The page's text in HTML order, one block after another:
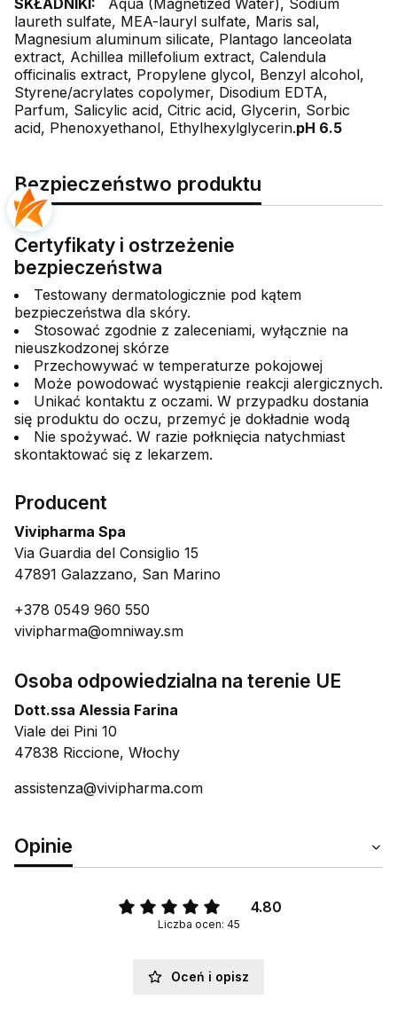
SKŁADNIKI:
Aqua (Magnetized Water), Sodium
laureth sulfate, MEA-lauryl sulfate, Maris sal,
Magnesium aluminum silicate, Plantago lanceolata
extract, Achillea millefolium extract, Calendula
officinalis extract, Propylene glycol, Benzyl alcohol,
Styrene/acrylates copolymer, Disodium EDTA,
Parfum, Salicylic acid, Citric acid, Glycerin, Sorbic
acid, Phenoxyethanol, Ethylhexylglycerin.pH 6.5
Bezpieczeństwo produktu
Certyfikaty i ostrzeżenie
bezpieczeństwa
Testowany dermatologicznie pod kątem
bezpieczeństwa dla skóry.
Stosować zgodnie z zaleceniami, wyłącznie na
nieuszkodzonej skórze
Przechowywać w temperaturze pokojowej
Może powodować wystąpienie reakcji alergicznych.
Unikać kontaktu z oczami. W przypadku dostania
się produktu do oczu, przemyć je dokładnie wodą
Nie spożywać. W razie połknięcia natychmiast
skontaktować się z lekarzem.
Producent
Vivipharma Spa
Via Guardia del Consiglio 15
47891 Galazzano, San Marino
+378 0549 960 550
vivipharma@omniway.sm
Osoba odpowiedzialna na terenie UE
Dott.ssa Alessia Farina
Viale dei Pini 10
47838 Riccione, Włochy
assistenza@vivipharma.com
Opinie
4.80
Liczba ocen: 45
Oceń i opisz